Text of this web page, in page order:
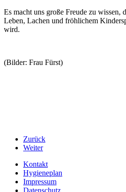
Es macht uns große Freude zu wissen,
Leben, Lachen und fröhlichem
wird.
(Bilder: Frau Fürst)
Zurück
Weiter
Kontakt
Hygieneplan
Impressum
Datenschutz